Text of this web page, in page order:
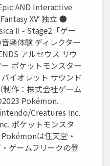
AND Interactive
XVʼ 独⽴ ●
II - Stage2「ゲー
楽体験 ディレクター
アルセウス サウ
ポケットモンスター
イオレット サウンド
制作：株式会社ゲーム
Pokémon.
Creatures Inc.
ポケットモンスタ
は任天堂・
ゲームフリークの登